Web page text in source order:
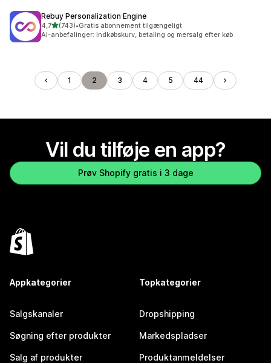
Rebuy Personalization Engine
4,7ud af 5 stjerner
(743)
743 anmeldelser i alt
•Gratis abonnement tilgængeligt
AI-anbefalinger: indkøbskurv, betaling og mersalg efter køb
1 2 3 4 5 44
Vil du tilføje en app?
Prøv Shopify gratis i 3 dage
Appkategorier
Salgskanaler
Søgning efter produkter
Salg af produkter
Topkategorier
Dropshipping
Markedspladser
Produktanmeldelser